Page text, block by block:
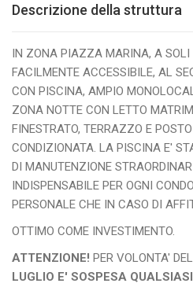
Descrizione della struttura
IN ZONA PIAZZA MARINA, A
FACILMENTE ACCESSIBILE, AL
CON PISCINA, AMPIO
ZONA NOTTE CON LETTO
FINESTRATO, TERRAZZO E
CONDIZIONATA. LA PISCINA E'
DI MANUTENZIONE
INDISPENSABILE PER OGNI
PERSONALE CHE IN CASO DI
OTTIMO COME INVESTIMENTO.
ATTENZIONE! PER VOLONTA'
LUGLIO E' SOSPESA